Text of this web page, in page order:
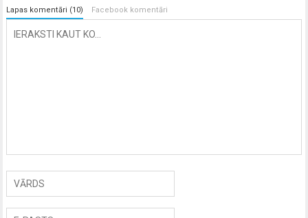
Lapas komentāri (10) Facebook komentāri